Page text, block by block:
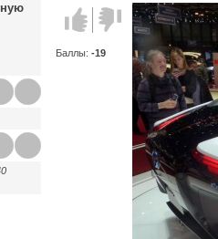
Голос за!Голос
против!
Баллы: -19